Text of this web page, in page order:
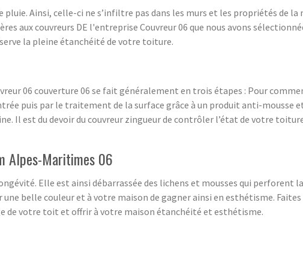
Ainsi, celle-ci ne s’infiltre pas dans les murs et les propriétés de la
aux couvreurs DE l'entreprise Couvreur 06 que nous avons
la pleine étanchéité de votre toiture.
06 couverture 06 se fait généralement en trois étapes : Pour
puis par le traitement de la surface grâce à un produit anti-mousse
Il est du devoir du couvreur zingueur de contrôler l’état de votre
Alpes-Maritimes 06
Elle est ainsi débarrassée des lichens et mousses qui perforent
belle couleur et à votre maison de gagner ainsi en esthétisme. Faites
de votre toit et offrir à votre maison étanchéité et esthétisme.